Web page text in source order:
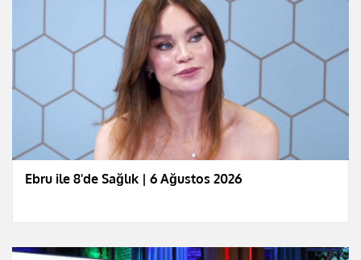
Ebru ile 8'de Sağlık | 6 Ağustos 2026